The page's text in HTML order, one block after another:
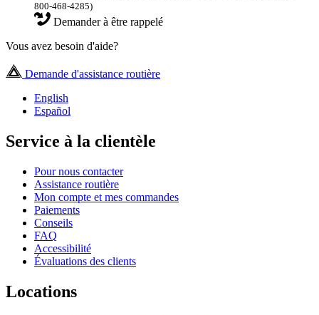
800-468-4285)
Demander à être rappelé
Vous avez besoin d'aide?
Demande d'assistance routière
English
Español
Service à la clientèle
Pour nous contacter
Assistance routière
Mon compte et mes commandes
Paiements
Conseils
FAQ
Accessibilité
Évaluations des clients
Locations